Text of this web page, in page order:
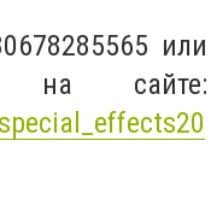
или
на сайте: